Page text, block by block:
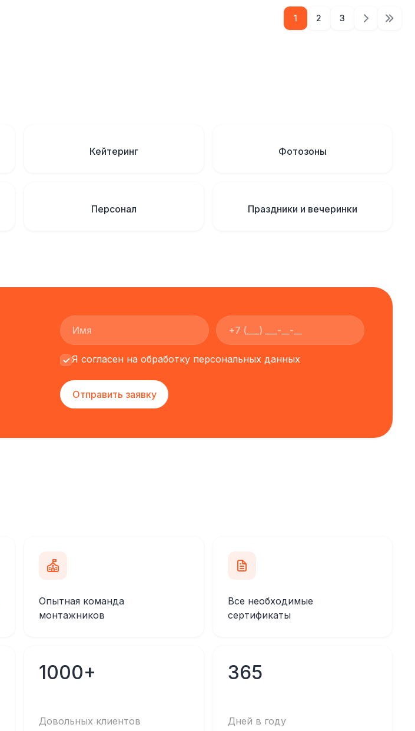
1 2 3
Кейтеринг Фотозоны
Персонал Праздники и вечеринки
Я согласен на обработку персональных данных
Отправить заявку
Опытная команда
монтажников
Все необходимые
сертификаты
1000+
Довольных клиентов
365
Дней в году